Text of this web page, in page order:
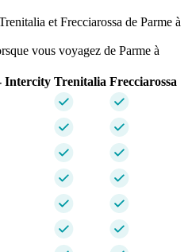
et Frecciarossa de Parme à
vous voyagez de Parme à
Intercity Trenitalia Frecciarossa